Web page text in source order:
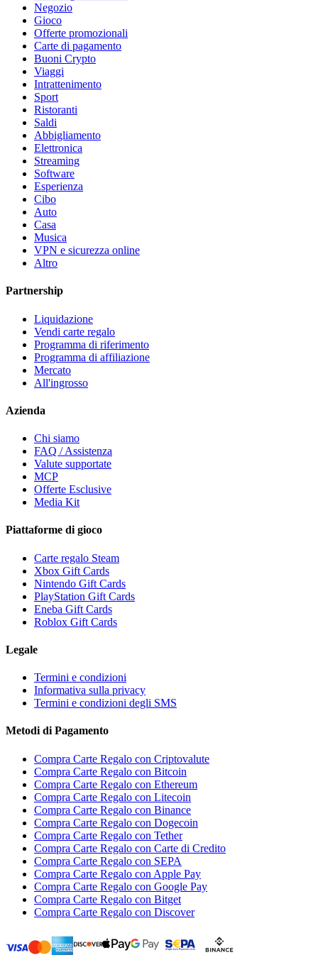
Negozio
Gioco
Offerte promozionali
Carte di pagamento
Buoni Crypto
Viaggi
Intrattenimento
Sport
Ristoranti
Saldi
Abbigliamento
Elettronica
Streaming
Software
Esperienza
Cibo
Auto
Casa
Musica
VPN e sicurezza online
Altro
Partnership
Liquidazione
Vendi carte regalo
Programma di riferimento
Programma di affiliazione
Mercato
All'ingrosso
Azienda
Chi siamo
FAQ / Assistenza
Valute supportate
MCP
Offerte Esclusive
Media Kit
Piattaforme di gioco
Carte regalo Steam
Xbox Gift Cards
Nintendo Gift Cards
PlayStation Gift Cards
Eneba Gift Cards
Roblox Gift Cards
Legale
Termini e condizioni
Informativa sulla privacy
Termini e condizioni degli SMS
Metodi di Pagamento
Compra Carte Regalo con Criptovalute
Compra Carte Regalo con Bitcoin
Compra Carte Regalo con Ethereum
Compra Carte Regalo con Litecoin
Compra Carte Regalo con Binance
Compra Carte Regalo con Dogecoin
Compra Carte Regalo con Tether
Compra Carte Regalo con Carte di Credito
Compra Carte Regalo con SEPA
Compra Carte Regalo con Apple Pay
Compra Carte Regalo con Google Pay
Compra Carte Regalo con Bitget
Compra Carte Regalo con Discover